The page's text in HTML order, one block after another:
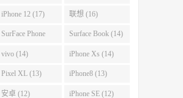
iPhone 12 (17) 联想 (16)
SurFace Phone
(14)
Surface Book (14)
vivo (14) iPhone Xs (14)
Pixel XL (13) iPhone8 (13)
安卓 (12) iPhone SE (12)